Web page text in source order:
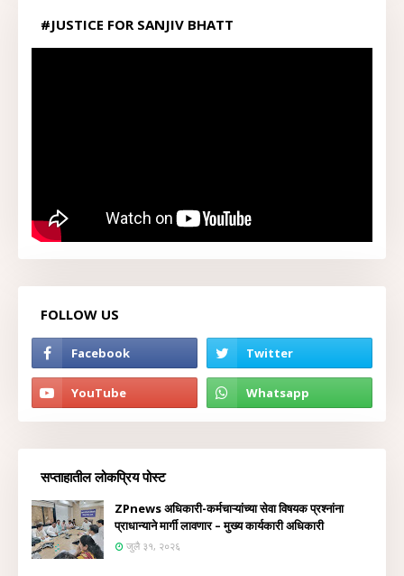
#JUSTICE FOR SANJIV BHATT
FOLLOW US
सप्ताहातील लोकप्रिय पोस्ट
ZPnews अधिकारी-कर्मचाऱ्यांच्या सेवा विषयक प्रश्नांना
प्राधान्याने मार्गी लावणार – मुख्य कार्यकारी अधिकारी
जुलै ३१, २०२६